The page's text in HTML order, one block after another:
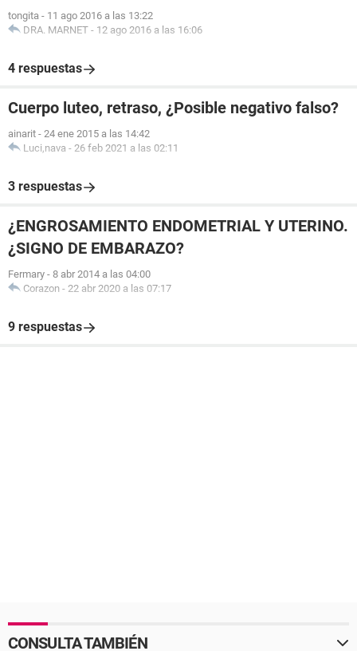
tongita - 11 ago 2016 a las 13:22
DRA. MARNET - 12 ago 2016 a las 16:06
4 respuestas
Cuerpo luteo, retraso, ¿Posible negativo falso?
ainarit - 24 ene 2015 a las 14:42
Luci,nava - 26 feb 2021 a las 02:11
3 respuestas
¿ENGROSAMIENTO ENDOMETRIAL Y UTERINO.
¿SIGNO DE EMBARAZO?
Fermary - 8 abr 2014 a las 04:00
Corazon - 22 abr 2020 a las 07:17
9 respuestas
CONSULTA TAMBIÉN